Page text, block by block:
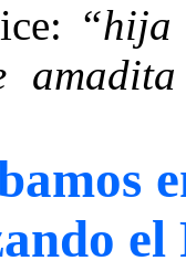
“hija
amadita